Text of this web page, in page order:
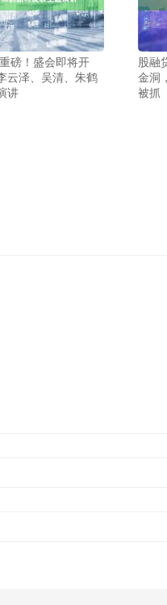
磅！盛会即将开
云泽、吴清、朱鹤
讲
股融
金洞
被抓